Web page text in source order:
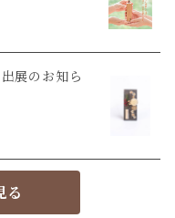
展のお知ら
る